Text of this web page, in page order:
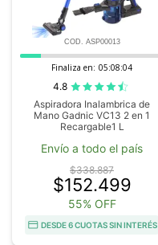
COD. ASP00013
Finaliza en: 05:08:03
4.8
Aspiradora Inalambrica de
Mano Gadnic VC13 2 en 1
Recargable1 L
Envío a todo el país
$338.887
$152.499
55% OFF
DESDE 6 CUOTAS SIN INTERÉS